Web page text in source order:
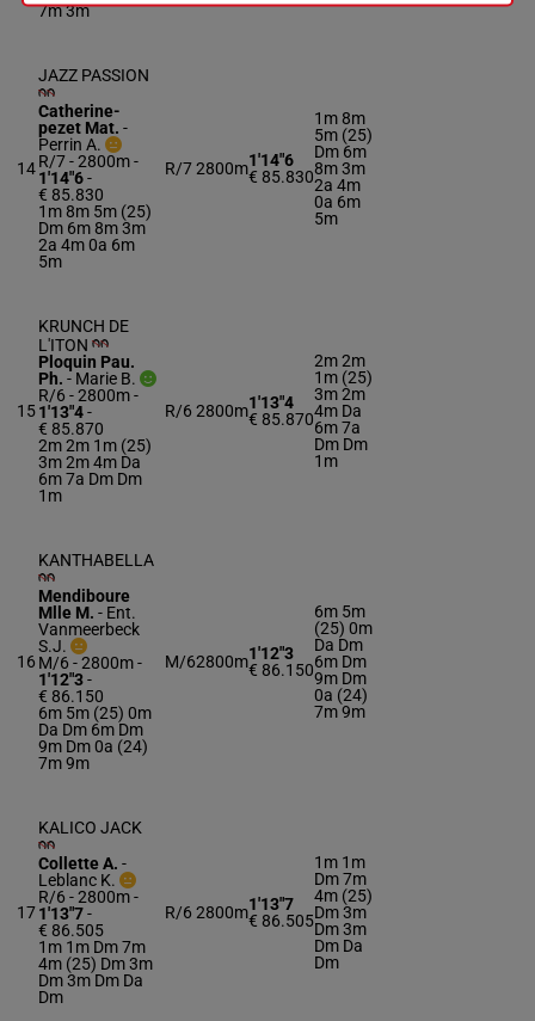
7m 3m
14
JAZZ PASSION
Catherine-
pezet Mat. -
Perrin A.
R/7 - 2800m-
1'14"6-
€ 85.830
1m 8m 5m (25)
Dm 6m 8m 3m
2a 4m 0a 6m
5m
R/72800m1'14"6
€ 85.830
1m 8m
5m (25)
Dm 6m
8m 3m
2a 4m
0a 6m
5m
15
KRUNCH DE
L'ITON
Ploquin Pau.
Ph. - Marie B.
R/6 - 2800m-
1'13"4-
€ 85.870
2m 2m 1m (25)
3m 2m 4m Da
6m 7a Dm Dm
1m
R/6 2800m1'13"4
€ 85.870
2m 2m
1m (25)
3m 2m
4m Da
6m 7a
Dm Dm
1m
16
KANTHABELLA
Mendiboure
Mlle M. - Ent.
Vanmeerbeck
S.J.
M/6 - 2800m-
1'12"3-
€ 86.150
6m 5m (25) 0m
Da Dm 6m Dm
9m Dm 0a (24)
7m 9m
M/62800m1'12"3
€ 86.150
6m 5m
(25) 0m
Da Dm
6m Dm
9m Dm
0a (24)
7m 9m
17
KALICO JACK
Collette A. -
Leblanc K.
R/6 - 2800m-
1'13"7-
€ 86.505
1m 1m Dm 7m
4m (25) Dm 3m
Dm 3m Dm Da
Dm
R/6 2800m1'13"7
€ 86.505
1m 1m
Dm 7m
4m (25)
Dm 3m
Dm 3m
Dm Da
Dm